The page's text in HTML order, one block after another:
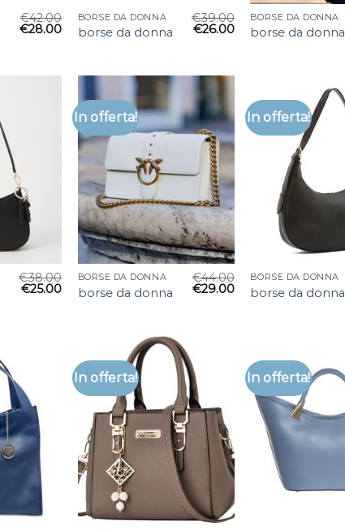
€42.00
€28.00
BORSE DA DONNA
borse da donna
€39.00
€26.00
BORSE DA DONNA
borse da donna
€38.00
€25.00
In offerta!
BORSE DA DONNA
borse da donna
€44.00
€29.00
In offerta!
BORSE DA DONNA
borse da donna
In offerta! In offerta!